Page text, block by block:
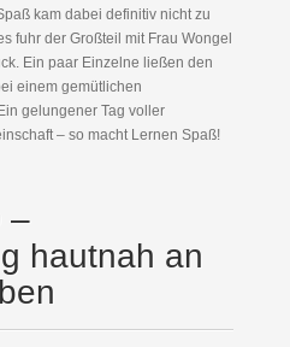
kam dabei definitiv nicht zu
fuhr der Großteil mit Frau Wongel
Ein paar Einzelne ließen den
einem gemütlichen
gelungener Tag voller
– so macht Lernen Spaß!
–
hautnah an